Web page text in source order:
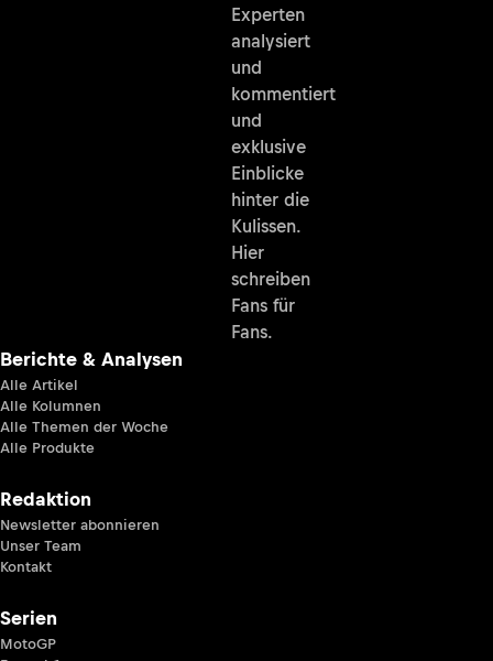
Experten
analysiert
und
kommentiert
und
exklusive
Einblicke
hinter die
Kulissen.
Hier
schreiben
Fans für
Fans.
Berichte & Analysen
Alle Artikel
Alle Kolumnen
Alle Themen der Woche
Alle Produkte
Redaktion
Newsletter abonnieren
Unser Team
Kontakt
Serien
MotoGP